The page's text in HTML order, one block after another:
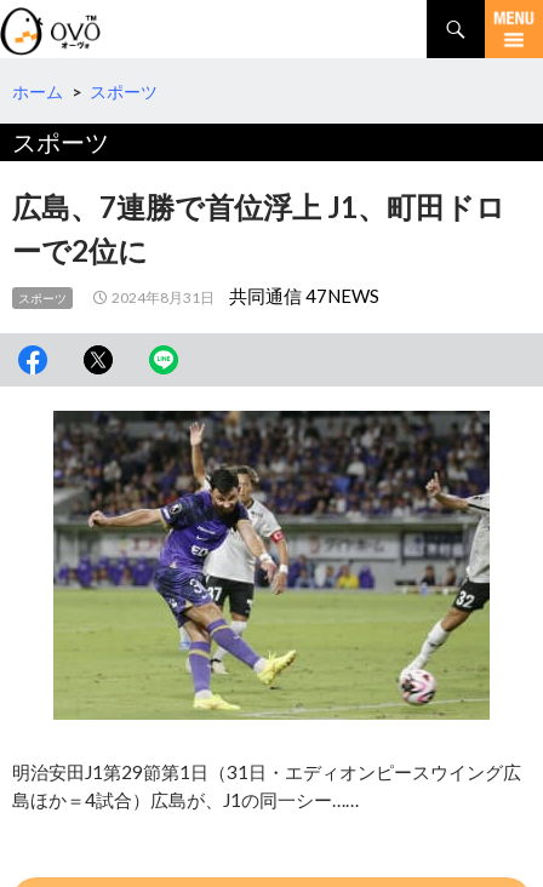
検
索
コ
テ
へ
動
ホーム > スポーツ
スポーツ
広島、7連勝で首位浮上 J1、町田ドロ
ーで2位に
スポーツ 2024年8月31日 共同通信 47NEWS
明治安田J1第29節第1日（31日・エディオンピースウイング広
島ほか＝4試合）広島が、J1の同一シー……